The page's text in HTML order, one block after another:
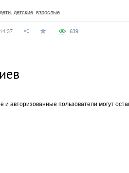
дети детские взрослые
639
и авторизованные пользователи могут